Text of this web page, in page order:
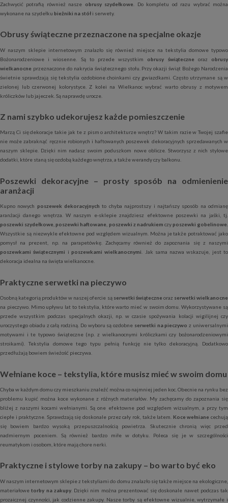
Zachwycić potrafią również nasze obrusy szydełkowe
. Do kompletu od razu wybrać można
wykonane na szydełku bieżniki na stół i serwety.
Obrusy świąteczne przeznaczone na specjalne okazje
W naszym sklepie internetowym znalazło się również miejsce na tekstylia domowe typowo
Bożonarodzeniowe i wiosenne. Są to przede wszystkim obrusy świąteczne oraz obrusy
wielkanocne przeznaczone do nakrycia świątecznego stołu. Przy okazji świąt Bożego Narodzenia
świetnie sprawdzają się tekstylia ozdobione choinkami czy gwiazdkami. Często utrzymane są w
zielonej lub czerwonej kolorystyce. Z kolei na Wielkanoc wybrać warto obrusy z motywem
króliczków lub jajeczek. Są naprawdę urocze.
Z nami szybko udekorujesz każde pomieszczenie
Marzą Ci się dekoracje takie jak te z pism o architekturze wnętrz? W takim razie w Twojej szafie
nie może zabraknąć ręcznie robionych i haftowanych poszewek dekoracyjnych sprzedawanych w
naszym sklepie. Dzięki nim nadasz swoim poduszkom nowe oblicze. Stworzysz z nich stylowe
dodatki, które staną się ozdobą każdego wnętrza, a także werandy czy balkonu.
Poszewki dekoracyjne – prosty sposób na odmienienie
aranżacji
Kupno nowych poszewek dekoracyjnych to chyba najprostszy i najtańszy sposób na odmianę
aranżacji danego wnętrza. W naszym e-sklepie znajdziesz efektowne poszewki na jaśki, tj.
poszewki szydełkowe poszewki haftowane poszewki z nadrukiem czy poszewki gobelinowe
Wszystkie są niezwykle efektowne pod względem wizualnym. Można je także potraktować jako
pomysł na prezent, np. na parapetówkę. Zachęcamy również do zapoznania się z naszymi
poszewkami świątecznymi i poszewkami wielkanocnymi
. Jak sama nazwa wskazuje, jest to
dekoracja idealna na święta wielkanocne.
Praktyczne serwetki na pieczywo
Osobną kategorią produktów w naszej ofercie są serwetki świąteczne oraz serwetki wielkanocne
na pieczywo. Mimo upływu lat to tekstylia, które warto mieć w swoim domu. Wykorzystywane są
przede wszystkim podczas specjalnych okazji, np. w czasie spożywania kolacji wigilijnej czy
uroczystego obiadu z całą rodziną. Do wyboru są ozdobne serwetki na pieczywo z uniwersalnymi
motywami i te typowo świąteczne (np. z wielkanocnymi króliczkami czy bożonarodzeniowymi
stroikami). Tekstylia domowe tego typu pełnią funkcję nie tylko dekoracyjną. Dodatkowo
przedłużają bowiem świeżość pieczywa.
Wełniane koce – tekstylia, które musisz mieć w swoim domu
Chyba w każdym domu czy mieszkaniu znaleźć można co najmniej jeden koc. Obecnie na rynku bez
problemu kupić można koce wykonane z różnych materiałów. My zachęcamy do zapoznania się
bliżej z naszymi kocami wełnianymi. Są one efektowne pod względem wizualnym, a przy tym
ciepłe i praktyczne. Sprawdzają się doskonale przez cały rok, także latem. Koce wełniane cechują
się bowiem bardzo wysoką przepuszczalnością powietrza. Skutecznie chronią więc przed
nadmiernym poceniem. Są również bardzo miłe w dotyku. Poleca się je w szczególności
reumatykom i osobom, które mają chore nerki.
Praktyczne i stylowe torby na zakupy – bo warto być eko
W naszym internetowym sklepie z tekstyliami do domu znalazło się także miejsce na ekologiczne,
materiałowetorby na zakupy. Dzięki nim można prezentować się doskonale nawet podczas tak
prozaicznej czynności, jak codzienne zakupy. Nasze torby są efektowne wizualnie, wytrzymałe i